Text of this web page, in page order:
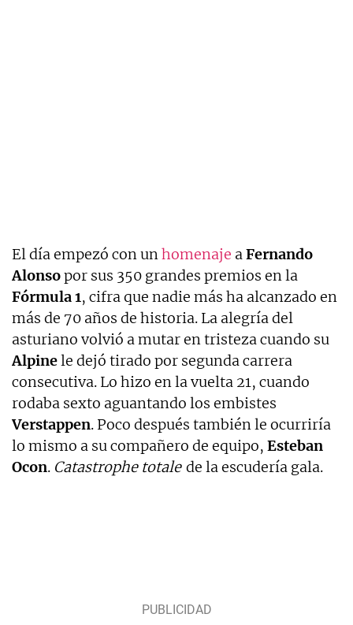
El día empezó con unhomenaje aFernando
Alonsopor sus 350 grandes premios en la
Fórmula 1, cifra que nadie más ha alcanzado en
más de 70 años de historia. La alegría del
asturiano volvió a mutar en tristeza cuando su
Alpinele dejó tirado por segunda carrera
consecutiva. Lo hizo en la vuelta 21, cuando
rodaba sexto aguantando los embistes
Verstappen. Poco después también le ocurriría
lo mismo a su compañero de equipo, Esteban
Ocon. Catastrophe totale de la escudería gala.